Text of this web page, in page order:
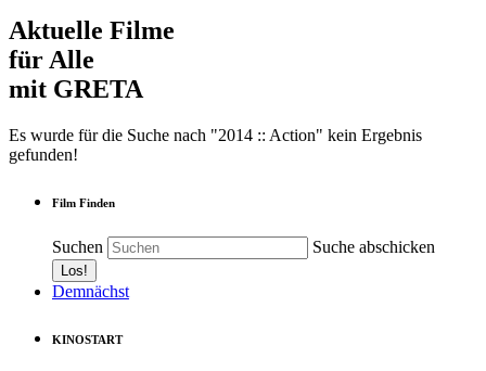
Aktuelle Filme
für Alle
mit GRETA
Es wurde für die Suche nach "2014 :: Action" kein Ergebnis
gefunden!
Film Finden
Suchen Suche abschicken
Demnächst
KINOSTART